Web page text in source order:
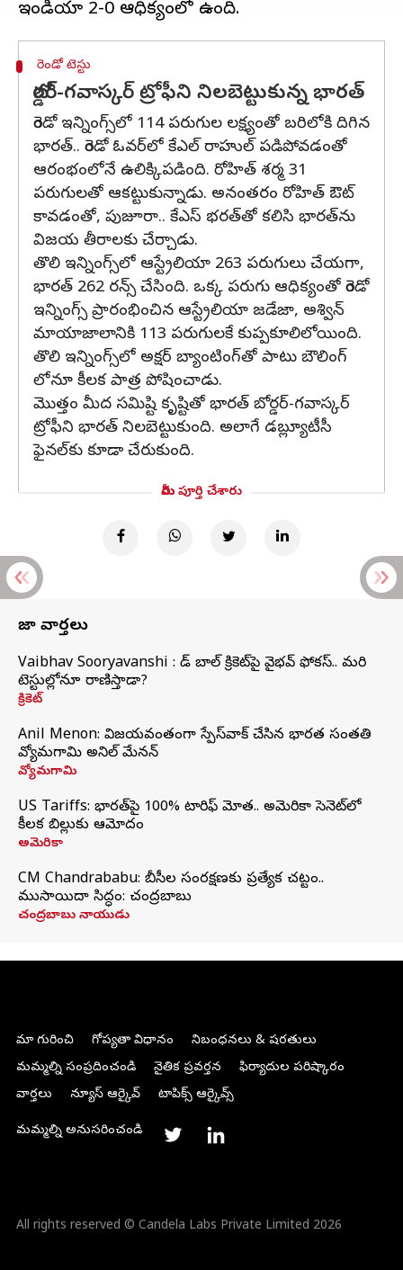
రెండో టెస్టు
బోర్డర్-గవాస్కర్ ట్రోఫీని నిలబెట్టుకున్న భారత్
రెండో ఇన్నింగ్స్‌లో 114 పరుగుల లక్ష్యంతో బరిలోకి దిగిన
భారత్.. రెండో ఓవర్‌లో కేఎల్ రాహుల్ పడిపోవడంతో
ఆరంభంలోనే ఉలిక్కిపడింది. రోహిత్ శర్మ 31
పరుగులతో ఆకట్టుకున్నాడు. అనంతరం రోహిత్ ఔట్
కావడంతో, పుజూరా.. కేఎస్ భరత్‌తో కలిసి భారత్‌ను
విజయ తీరాలకు చేర్చాడు.
తొలి ఇన్నింగ్స్‌లో ఆస్ట్రేలియా 263 పరుగులు చేయగా,
భారత్ 262 రన్స్ చేసింది. ఒక్క పరుగు ఆధిక్యంతో రెండో
ఇన్నింగ్స్ ప్రారంభించిన ఆస్ట్రేలియా జడేజా, అశ్విన్
మాయాజాలానికి 113 పరుగులకే కుప్పకూలిలోయింది.
తొలి ఇన్నింగ్స్‌లో అక్షర్ బ్యాంటింగ్‌తో పాటు బౌలింగ్
లోనూ కీలక పాత్ర పోషించాడు.
మొత్తం మీద సమిష్టి కృష్టితో భారత్ బోర్డర్-గవాస్కర్
ట్రోఫీని భారత్ నిలబెట్టుకుంది. అలాగే డబ్ల్యూటీసీ
ఫైనల్‌కు కూడా చేరుకుంది.
మీరు పూర్తి చేశారు
తాజా వార్తలు
Vaibhav Sooryavanshi : రెడ్ బాల్ క్రికెట్‌పై వైభవ్ ఫోకస్.. మరి
టెస్టుల్లోనూ రాణిస్తాడా?
క్రికెట్
Anil Menon: విజయవంతంగా స్పేస్‌వాక్‌ చేసిన భారత సంతతి
వ్యోమగామి అనిల్‌ మేనన్
వ్యోమగామి
US Tariffs: భారత్‌పై 100% టారిఫ్‌ మోత.. అమెరికా సెనెట్‌లో
కీలక బిల్లుకు ఆమోదం
అమెరికా
CM Chandrababu: బీసీల సంరక్షణకు ప్రత్యేక చట్టం..
ముసాయిదా సిద్ధం: చంద్రబాబు
చంద్రబాబు నాయుడు
మా గురించి గోప్యతా విధానం
నిబంధనలు & షరతులు
మమ్మల్ని సంప్రదించండి
నైతిక ప్రవర్తన
ఫిర్యాదుల పరిష్కారం
వార్తలు
న్యూస్ ఆర్కైవ్ టాపిక్స్ ఆర్కైవ్స్
మమ్మల్ని అనుసరించండి
All rights reserved © Candela Labs Private Limited 2026